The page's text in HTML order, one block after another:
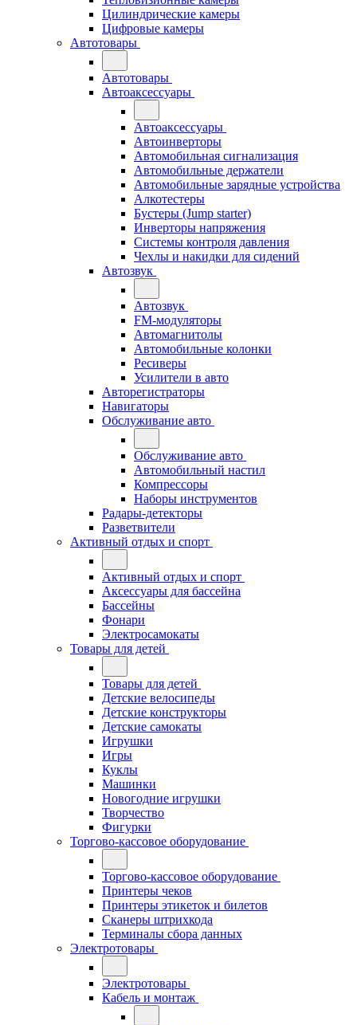
Цилиндрические камеры
Цифровые камеры
Автотовары
Автотовары
Автоаксессуары
Автоаксессуары
Автоинверторы
Автомобильная сигнализация
Автомобильные держатели
Автомобильные зарядные устройства
Алкотестеры
Бустеры (Jump starter)
Инверторы напряжения
Системы контроля давления
Чехлы и накидки для сидений
Автозвук
Автозвук
FM-модуляторы
Автомагнитолы
Автомобильные колонки
Ресиверы
Усилители в авто
Авторегистраторы
Навигаторы
Обслуживание авто
Обслуживание авто
Автомобильный настил
Компрессоры
Наборы инструментов
Радары-детекторы
Разветвители
Активный отдых и спорт
Активный отдых и спорт
Аксессуары для бассейна
Бассейны
Фонари
Электросамокаты
Товары для детей
Товары для детей
Детские велосипеды
Детские конструкторы
Детские самокаты
Игрушки
Игры
Куклы
Машинки
Новогодние игрушки
Творчество
Фигурки
Торгово-кассовое оборудование
Торгово-кассовое оборудование
Принтеры чеков
Принтеры этикеток и билетов
Сканеры штрихкода
Терминалы сбора данных
Электротовары
Электротовары
Кабель и монтаж